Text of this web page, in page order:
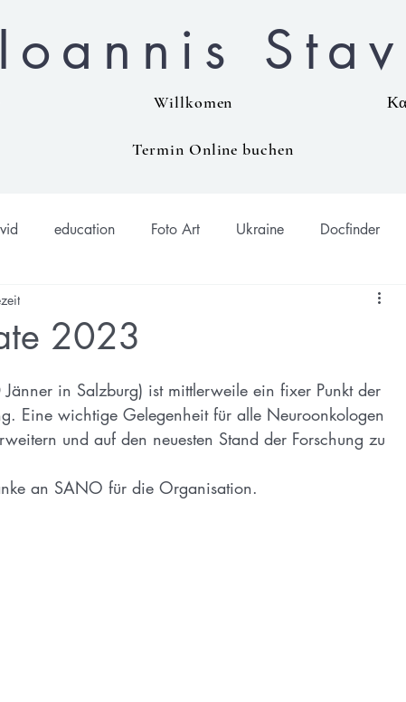
Willkomen
Termin Online buchen
education Foto Art Ukraine Docfinder
2023
in Salzburg) ist mittlerweile ein fixer Punkt der
Eine wichtige Gelegenheit für alle Neuroonkologen
und auf den neuesten Stand der Forschung zu
an SANO für die Organisation.